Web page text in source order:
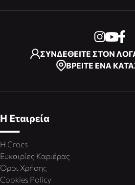
ΣΥΝΔΕΘΕΙΤΕ ΣΤΟΝ
ΒΡΕΙΤΕ ΕΝΑ
Η Εταιρεία
Η Crocs
Ευκαιρίες Καριέρας
Όροι Χρήσης
Cookies Policy